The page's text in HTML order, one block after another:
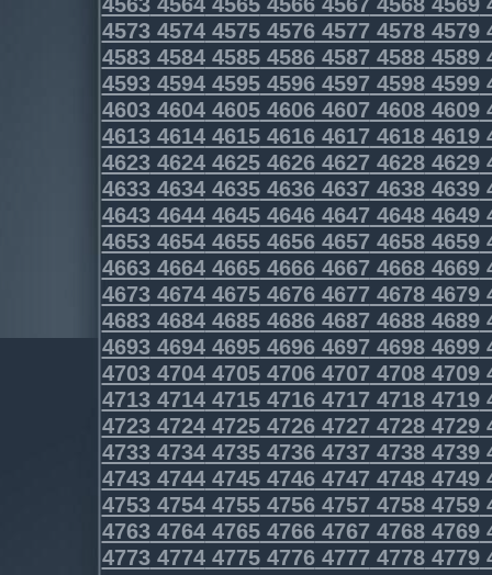
4573457445754576457745784579
4583458445854586458745884589
4593459445954596459745984599
4603460446054606460746084609
4613461446154616461746184619
4623462446254626462746284629
4633463446354636463746384639
4643464446454646464746484649
4653465446554656465746584659
4663466446654666466746684669
4673467446754676467746784679
4683468446854686468746884689
4693469446954696469746984699
4703470447054706470747084709
4713471447154716471747184719
4723472447254726472747284729
4733473447354736473747384739
4743474447454746474747484749
4753475447554756475747584759
4763476447654766476747684769
4773477447754776477747784779